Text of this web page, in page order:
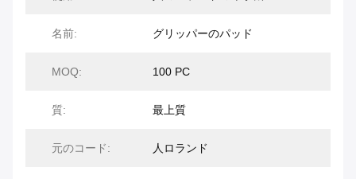
名前: グリッパーのパッド
MOQ: 100 PC
質: 最上質
元のコード: 人ロランド